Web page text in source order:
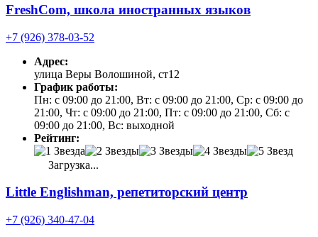
FreshCom, школа иностранных языков
+7 (926) 378-03-52
Адрес:
улица Веры Волошиной, ст12
График работы:
Пн: с 09:00 до 21:00, Вт: с 09:00 до 21:00, Ср: с 09:00 до
21:00, Чт: с 09:00 до 21:00, Пт: с 09:00 до 21:00, Сб: с
09:00 до 21:00, Вс: выходной
Рейтинг:
Загрузка...
Little Englishman, репетиторский центр
+7 (926) 340-47-04